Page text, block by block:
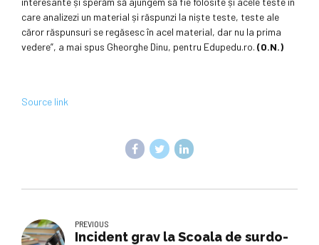
care analizezi un material și răspunzi la niște teste, teste ale
căror răspunsuri se regăsesc în acel material, dar nu la prima
vedere”, a mai spus Gheorghe Dinu, pentru Edupedu.ro. (O.N.)
Source link
PREVIOUS
Incident grav la Scoala de surdo-